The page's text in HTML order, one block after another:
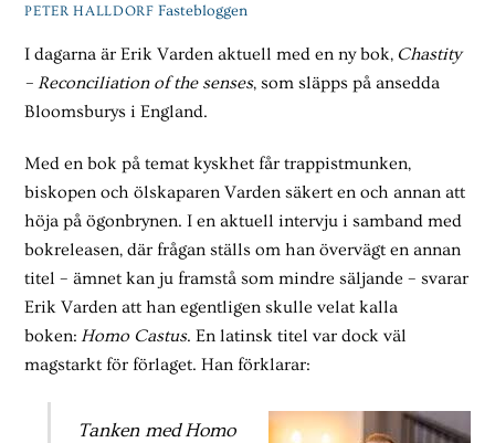
PETER HALLDORF Fastebloggen
I dagarna är Erik Varden aktuell med en ny bok, Chastity
– Reconciliation of the senses, som släpps på ansedda
Bloomsburys i England.
Med en bok på temat kyskhet får trappistmunken,
biskopen och ölskaparen Varden säkert en och annan att
höja på ögonbrynen. I en aktuell intervju i samband med
bokreleasen, där frågan ställs om han övervägt en annan
titel – ämnet kan ju framstå som mindre säljande – svarar
Erik Varden att han egentligen skulle velat kalla
boken:Homo Castus. En latinsk titel var dock väl
magstarkt för förlaget. Han förklarar:
Tanken med Homo